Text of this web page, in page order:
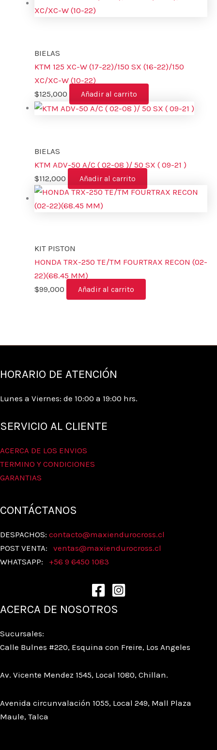
BIELAS
KTM 125 XC-W (17-22)/150 SX (16-22)/150
XC/XC-W (10-22)
$125,000 Añadir al carrito
BIELAS
KTM ADV-50 A/C ( 02-08 )/ 50 SX ( 09-21 )
$112,000 Añadir al carrito
KIT PISTON
HONDA TRX-250 TE/TM FOURTRAX RECON (02-
22)(68.45 MM)
$99,000 Añadir al carrito
HORARIO DE ATENCIÓN
Lunes a Viernes: de 10:00 a 19:00 hrs.
SERVICIO AL CLIENTE
ACERCA DE LOS ENVIOS
TERMINO Y CONDICIONES
GARANTIAS
CONTÁCTANOS
DESPACHOS: contacto@maxiendurocross.cl
POST VENTA: ventas@maxiendurocross.cl
WHATSAPP: +56 9 6450 1083
ACERCA DE NOSOTROS
Sucursales:
Calle Bulnes #220, Esquina con Freire, Los Angeles
Av. Vicente Mendez 1545, Local 1080, Chillan.
Avenida circunvalación 1055, Local 249, Mall Plaza
Maule, Talca